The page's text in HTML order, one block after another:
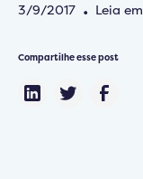
3/9/2017 • Leia em
Compartilhe esse post